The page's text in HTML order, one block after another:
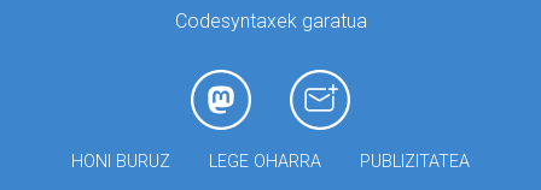
Codesyntaxek garatua
HONI BURUZ LEGE OHARRA PUBLIZITATEA